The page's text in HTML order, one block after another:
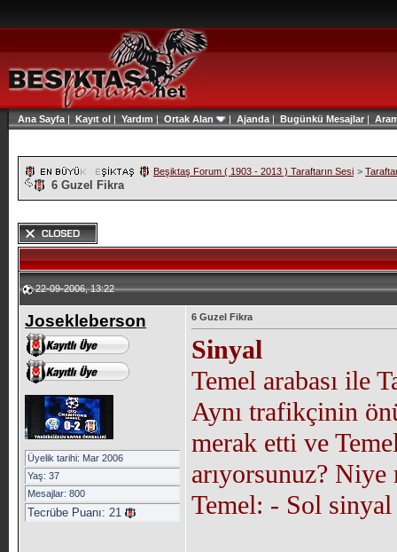
Ana Sayfa | Kayıt ol | Yardım | Ortak Alan | Ajanda | Bugünkü Mesajlar|
Beşiktaş Forum ( 1903 - 2013 ) Taraftarın Sesi >
6 Guzel Fikra
22-09-2006, 13:22
Josekleberson
Üyelik tarihi: Mar 2006
Yaş: 37
Mesajlar: 800
Tecrübe Puanı: 21
6 Guzel Fikra
Sinyal
Temel arabası ile
Aynı trafikçinin
merak etti ve
arıyorsunuz? Niye
Temel: - Sol sinyal